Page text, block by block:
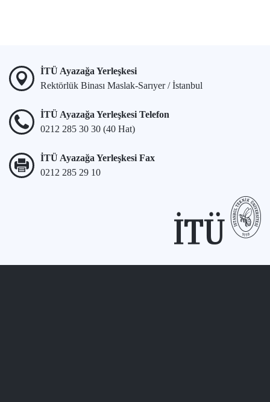
İTÜ Ayazağa Yerleşkesi
Rektörlük Binası Maslak-Sarıyer / İstanbul
İTÜ Ayazağa Yerleşkesi Telefon
0212 285 30 30 (40 Hat)
İTÜ Ayazağa Yerleşkesi Fax
0212 285 29 10